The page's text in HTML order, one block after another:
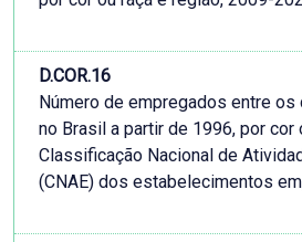
D.COR.16
Número de empregados entre
no Brasil a partir de 1996, por cor
Classificação Nacional de
(CNAE) dos estabelecimentos